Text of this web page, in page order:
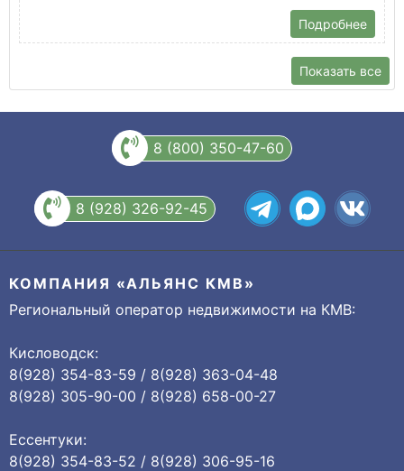
Подробнее
Показать все
8 (800) 350-47-60
8 (928) 326-92-45
КОМПАНИЯ «АЛЬЯНС КМВ»
Региональный оператор недвижимости на КМВ:
Кисловодск:
8(928) 354-83-59 / 8(928) 363-04-48
8(928) 305-90-00 / 8(928) 658-00-27
Ессентуки:
8(928) 354-83-52 / 8(928) 306-95-16